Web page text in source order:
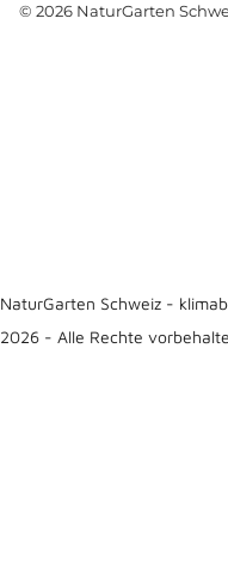
© 2026 NaturGarten
NaturGarten Schweiz -
2026 - Alle Rechte